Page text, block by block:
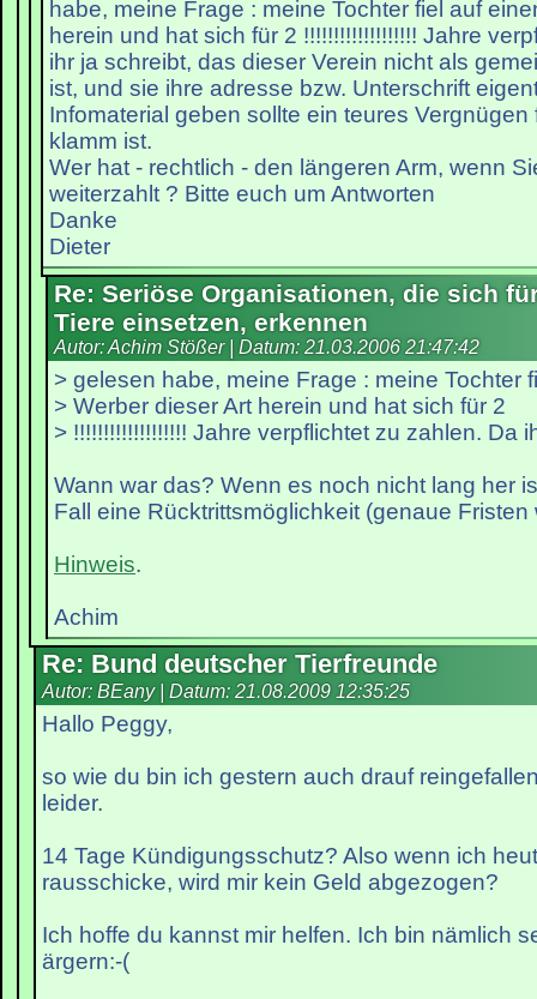
habe, meine Frage : meine Tochter fiel auf
herein und hat sich für 2 !!!!!!!!!!!!!!!!!!! Jahre
ihr ja schreibt, das dieser Verein nicht als
ist, und sie ihre adresse bzw. Unterschrift
Infomaterial geben sollte ein teures Vergnügen
klamm ist.
Wer hat - rechtlich - den längeren Arm, wenn
weiterzahlt ? Bitte euch um Antworten
Danke
Dieter
Re: Seriöse Organisationen, die sich
Tiere einsetzen, erkennen
Autor: Achim Stößer | Datum: 21.03.2006 21:47:42
> gelesen habe, meine Frage : meine Tochter
> Werber dieser Art herein und hat sich für 2
> !!!!!!!!!!!!!!!!!!! Jahre verpflichtet zu zahlen. Da
Wann war das? Wenn es noch nicht lang her
Fall eine Rücktrittsmöglichkeit (genaue Fristen
Hinweis.
Achim
Re: Bund deutscher Tierfreunde
Autor: BEany | Datum: 21.08.2009 12:35:25
Hallo Peggy,
so wie du bin ich gestern auch drauf
leider.
14 Tage Kündigungsschutz? Also wenn ich
rausschicke, wird mir kein Geld abgezogen?
Ich hoffe du kannst mir helfen. Ich bin nämlich
ärgern:-(